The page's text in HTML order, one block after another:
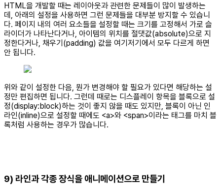
HTML을 개발할 때는 레이아웃과 관련한 문제들이 많이 발생하는
데, 아래의 설정을 사용하면 그런 문제들을 대부분 방지할 수 있습니
다. 페이지 내의 여러 요소들을 설정할 때는 크기를 고정해서 가로 슬
라이더가 나타난다거나, 아이템의 위치를 절댓값(absolute)으로 지
정한다거나, 채우기(padding) 값을 여기저기에서 모두 다르게 하면
안 됩니다.
위와 같이 설정한 다음, 뭔가 변경해야 할 필요가 있다면 해당하는 설
정만 편집하면 됩니다. 그런데 때로는 디스플레이 항목을 블록으로 설
정(display:block)하는 것이 좋지 않을 때도 있지만, 블록이 아닌 인
라인(inline)으로 설정할 때에도 <a>와 <span>이라는 태그를 마치 블
록처럼 사용하는 경우가 많습니다.
9) 라인과 각종 장식을 애니메이션으로 만들기